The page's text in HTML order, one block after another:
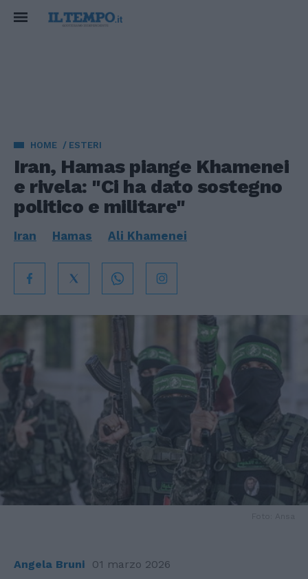
HOME ESTERI
Iran, Hamas piange Khamenei
e rivela: "Ci ha dato sostegno
politico e militare"
Iran Hamas Ali Khamenei
Angela Bruni 01 marzo 2026